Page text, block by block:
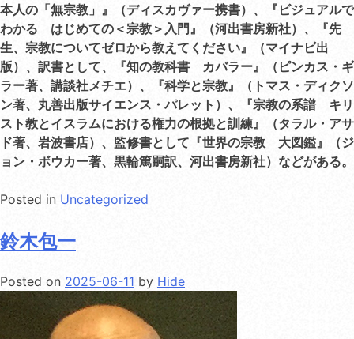
本人の「無宗教」』（ディスカヴァー携書）、『ビジュアルで
わかる はじめての＜宗教＞入門』（河出書房新社）、『先
生、宗教についてゼロから教えてください』（マイナビ出
版）、訳書として、『知の教科書 カバラー』（ピンカス・ギ
ラー著、講談社メチエ）、『科学と宗教』（トマス・ディクソ
ン著、丸善出版サイエンス・パレット）、『宗教の系譜 キリ
スト教とイスラムにおける権力の根拠と訓練』（タラル・アサ
ド著、岩波書店）、監修書として『世界の宗教 大図鑑』（ジ
ョン・ボウカー著、黒輪篤嗣訳、河出書房新社）などがある。
Posted in Uncategorized
鈴木包一
Posted on 2025-06-11 by Hide